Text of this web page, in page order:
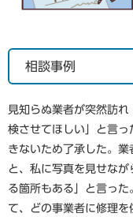
相談事例
見知らぬ業者が突然訪
検させてほしい」と言
きないため了承した。
と、私に写真を見せな
る箇所もある」と言っ
て、どの事業者に修理を